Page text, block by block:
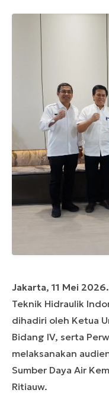
Jakarta, 11 Mei 2026.
Teknik Hidraulik
dihadiri oleh Ketua
Bidang IV, serta
melaksanakan
Sumber Daya Air
Ritiauw.